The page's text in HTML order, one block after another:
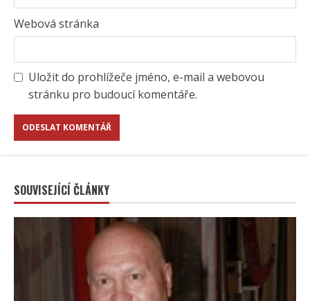
Webová stránka
Uložit do prohlížeče jméno, e-mail a webovou
stránku pro budoucí komentáře.
SOUVISEJÍCÍ ČLÁNKY